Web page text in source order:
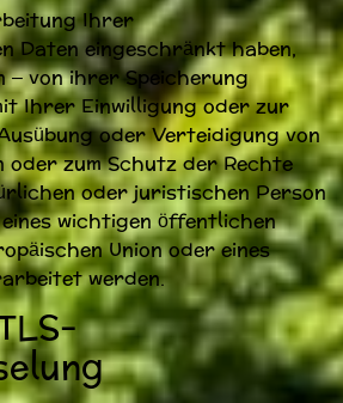
Ihrer
Daten eingeschränkt haben,
– von ihrer Speicherung
Ihrer Einwilligung oder zur
oder Verteidigung von
oder zum Schutz der Rechte
oder juristischen Person
wichtigen öffentlichen
Union oder eines
werden.